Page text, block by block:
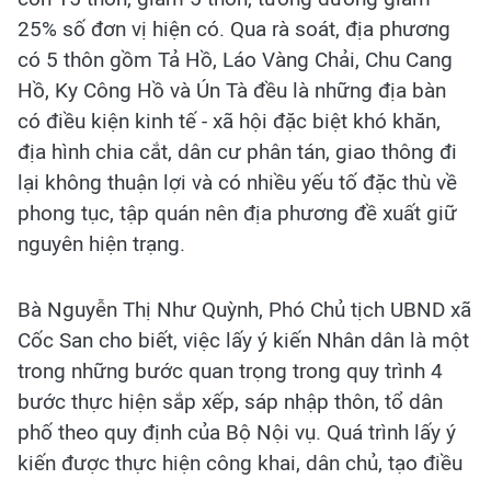
25% số đơn vị hiện có. Qua rà soát, địa phương
có 5 thôn gồm Tả Hồ, Láo Vàng Chải, Chu Cang
Hồ, Ky Công Hồ và Ún Tà đều là những địa bàn
có điều kiện kinh tế - xã hội đặc biệt khó khăn,
địa hình chia cắt, dân cư phân tán, giao thông đi
lại không thuận lợi và có nhiều yếu tố đặc thù về
phong tục, tập quán nên địa phương đề xuất giữ
nguyên hiện trạng.
Bà Nguyễn Thị Như Quỳnh, Phó Chủ tịch UBND xã
Cốc San cho biết, việc lấy ý kiến Nhân dân là một
trong những bước quan trọng trong quy trình 4
bước thực hiện sắp xếp, sáp nhập thôn, tổ dân
phố theo quy định của Bộ Nội vụ. Quá trình lấy ý
kiến được thực hiện công khai, dân chủ, tạo điều